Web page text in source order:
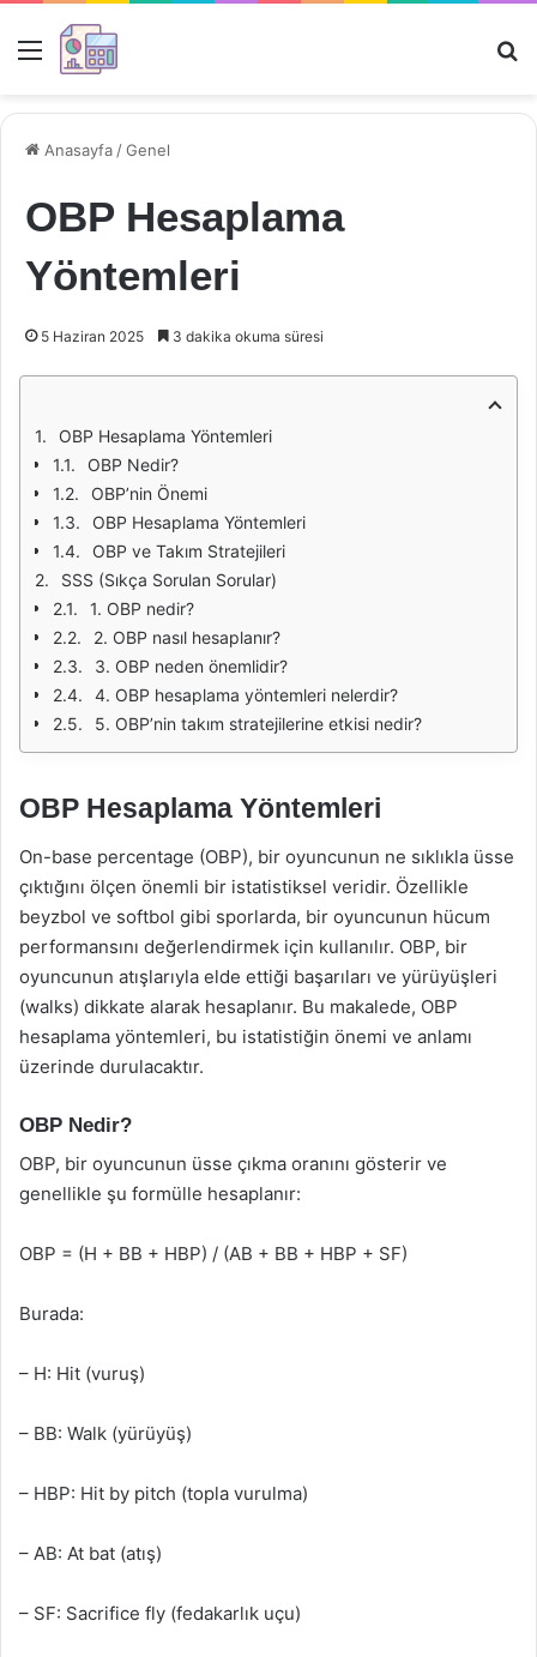
Menü
Anasayfa /Genel
OBP Hesaplama
Yöntemleri
5 Haziran 2025 3 dakika okuma süresi
OBP Hesaplama Yöntemleri
OBP Nedir?
OBP’nin Önemi
OBP Hesaplama Yöntemleri
OBP ve Takım Stratejileri
SSS (Sıkça Sorulan Sorular)
1. OBP nedir?
2. OBP nasıl hesaplanır?
3. OBP neden önemlidir?
4. OBP hesaplama yöntemleri nelerdir?
5. OBP’nin takım stratejilerine etkisi nedir?
OBP Hesaplama Yöntemleri
On-base percentage (OBP), bir oyuncunun ne sıklıkla üsse
çıktığını ölçen önemli bir istatistiksel veridir. Özellikle
beyzbol ve softbol gibi sporlarda, bir oyuncunun hücum
performansını değerlendirmek için kullanılır. OBP, bir
oyuncunun atışlarıyla elde ettiği başarıları ve yürüyüşleri
(walks) dikkate alarak hesaplanır. Bu makalede, OBP
hesaplama yöntemleri, bu istatistiğin önemi ve anlamı
üzerinde durulacaktır.
OBP Nedir?
OBP, bir oyuncunun üsse çıkma oranını gösterir ve
genellikle şu formülle hesaplanır:
OBP = (H + BB + HBP) / (AB + BB + HBP + SF)
Burada:
– H: Hit (vuruş)
– BB: Walk (yürüyüş)
– HBP: Hit by pitch (topla vurulma)
– AB: At bat (atış)
– SF: Sacrifice fly (fedakarlık uçu)